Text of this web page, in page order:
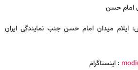
امام حسن
میدان امام حسن جنب نمایندگی ایران
: اینستا‌گرام